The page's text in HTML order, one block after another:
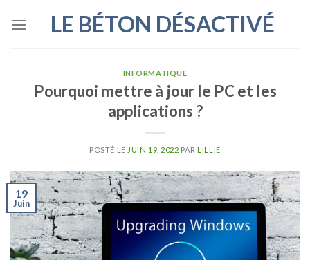
LE BÉTON DÉSACTIVÉ
INFORMATIQUE
Pourquoi mettre à jour le PC et les
applications ?
POSTÉ LE JUIN 19, 2022 PARLILLIE
19
Juin